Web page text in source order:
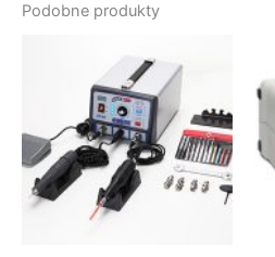
Podobne produkty